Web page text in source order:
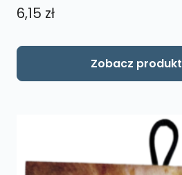
6,15 zł
Zobacz produkt